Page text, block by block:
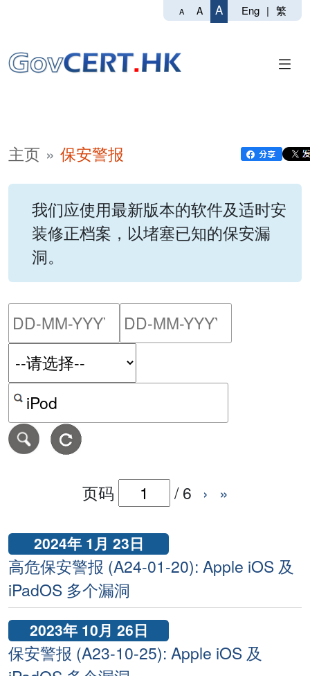
A A A Eng | 繁
主页 保安警报
我们应使用最新版本的软件及适时安
装修正档案，以堵塞已知的保安漏
洞。
请输入搜索日期范围的开
按关键字或 CVE ID 搜寻保安警报
页码 /6 › »
2024年 1月 23日
高危保安警报 (A24-01-20): Apple iOS 及
iPadOS 多个漏洞
2023年 10月 26日
保安警报 (A23-10-25): Apple iOS 及